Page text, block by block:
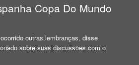
Copa Do Mundo
outras lembranças, disse
sobre suas discussões com o